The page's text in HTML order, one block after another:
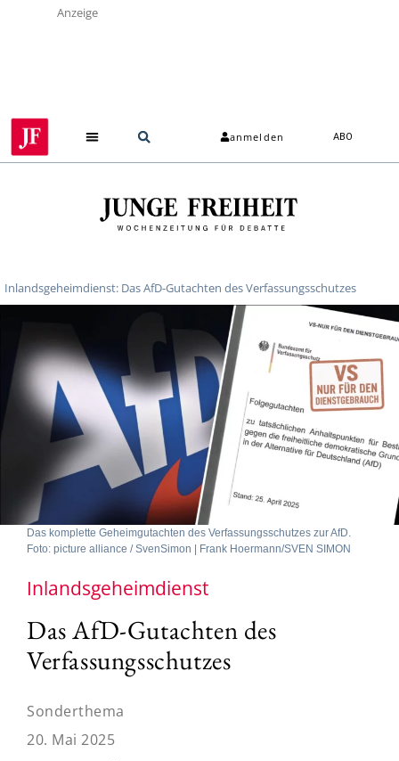
Anzeige
anmelden ABO
Inlandsgeheimdienst: Das AfD-Gutachten des Verfassungsschutzes
Das komplette Geheimgutachten des Verfassungsschutzes zur AfD.
Foto: picture alliance / SvenSimon | Frank Hoermann/SVEN SIMON
Inlandsgeheimdienst
Das AfD-Gutachten des
Verfassungsschutzes
Sonderthema
20. Mai 2025